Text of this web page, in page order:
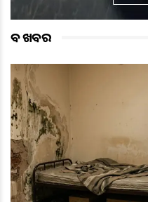
ବଡ ଖବର